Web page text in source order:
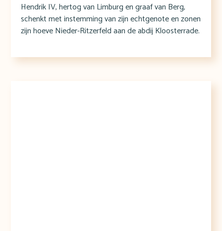
Hendrik IV, hertog van Limburg en graaf van Berg,
schenkt met instemming van zijn echtgenote en zonen
zijn hoeve Nieder-Ritzerfeld aan de abdij Kloosterrade.